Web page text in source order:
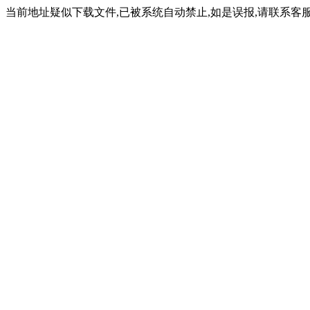
当前地址疑似下载文件,已被系统自动禁止,如是误报,请联系客